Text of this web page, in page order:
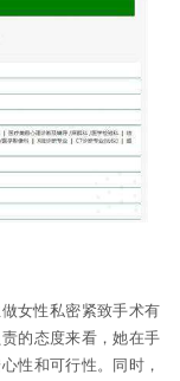
女性私密紧致手术有
的态度来看，她在手
性和可行性。同时，